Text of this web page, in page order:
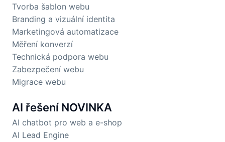
Tvorba šablon webu
Branding a vizuální identita
Marketingová automatizace
Měření konverzí
Technická podpora webu
Zabezpečení webu
Migrace webu
AI řešení NOVINKA
AI chatbot pro web a e-shop
AI Lead Engine